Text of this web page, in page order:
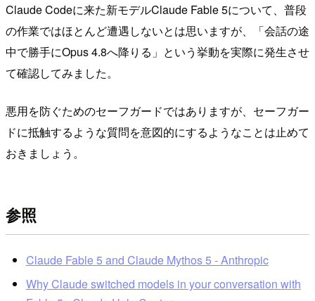
Claude Codeに来た新モデルClaude Fable 5について、普段
の作業ではほとんど遭遇しないとは思いますが、「会話の途
中で勝手にOpus 4.8へ降りる」という挙動を実際に発生させ
て確認してみました。
悪用を防ぐためのセーフガードではありますが、セーフガー
ドに抵触するような質問を意図的にするようなことは止めて
おきましょう。
参照
Claude Fable 5 and Claude Mythos 5 - Anthropic
Why Claude switched models in your conversation with